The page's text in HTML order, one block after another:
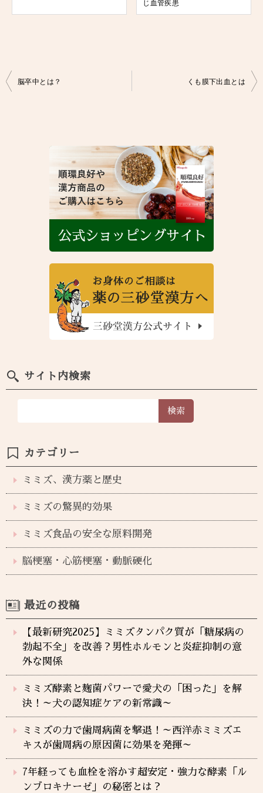
じ血管疾患
投脳卒中とは？ くも膜下出血とは
サイト内検索
検索
カテゴリー
ミミズ、漢方薬と歴史
ミミズの驚異的効果
ミミズ食品の安全な原料開発
脳梗塞・心筋梗塞・動脈硬化
最近の投稿
【最新研究2025】ミミズタンパク質が「糖尿病の
勃起不全」を改善？男性ホルモンと炎症抑制の意
外な関係
ミミズ酵素と麹菌パワーで愛犬の「困った」を解
決！～犬の認知症ケアの新常識～
ミミズの力で歯周病菌を撃退！～西洋赤ミミズエ
キスが歯周病の原因菌に効果を発揮～
7年経っても血栓を溶かす超安定・強力な酵素「ル
ンブロキナーゼ」の秘密とは？